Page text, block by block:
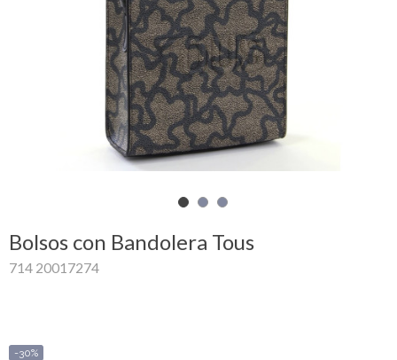
Mi
cesta
Glispe
Mujer
Hombre
Bolsos con Bandolera Tous
714 20017274
-30%